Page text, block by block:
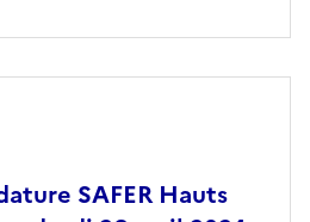
SAFER Hauts